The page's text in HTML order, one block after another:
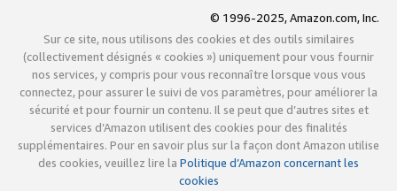
© 1996-2025, Amazon.com, Inc.
Sur ce site, nous utilisons des cookies et des outils similaires
(collectivement désignés « cookies ») uniquement pour vous fournir
nos services, y compris pour vous reconnaître lorsque vous vous
connectez, pour assurer le suivi de vos paramètres, pour améliorer la
sécurité et pour fournir un contenu. Il se peut que d’autres sites et
services d’Amazon utilisent des cookies pour des finalités
supplémentaires. Pour en savoir plus sur la façon dont Amazon utilise
des cookies, veuillez lire la Politique d’Amazon concernant les
cookies